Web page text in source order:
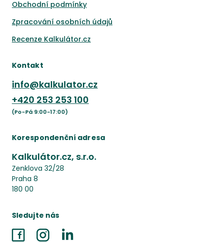
Obchodní podmínky
Zpracování osobních údajů
Recenze Kalkulátor.cz
Kontakt
info@kalkulator.cz
+420 253 253 100
(Po-Pá 9:00-17:00)
Korespondenční adresa
Kalkulátor.cz, s.r.o.
Zenklova 32/28
Praha 8
180 00
Sledujte nás
FacebookInstagramLinkedIn